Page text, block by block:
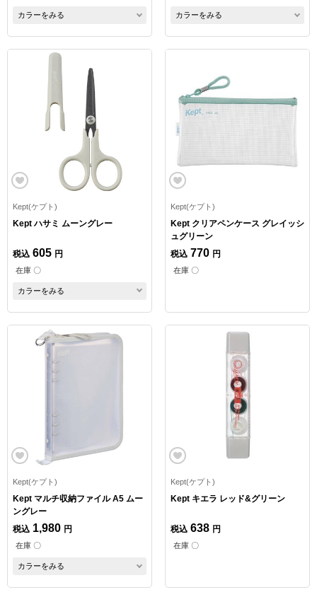
カラーをみる カラーをみる
Kept(ケプト)
Kept ハサミ ムーングレー
税込 605 円
在庫 〇
カラーをみる
Kept(ケプト)
Kept クリアペンケース グレイッシ
ュグリーン
税込 770 円
在庫 〇
Kept(ケプト)
Kept マルチ収納ファイル A5 ムー
ングレー
税込 1,980 円
在庫 〇
カラーをみる
Kept(ケプト)
Kept キエラ レッド&グリーン
税込 638 円
在庫 〇